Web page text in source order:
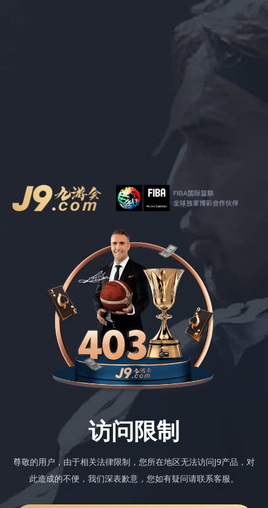
访问限制
尊敬的用户，由于相关法律限制，您所在地区无法访问J9产品，对
此造成的不便，我们深表歉意，您如有疑问请联系客服。